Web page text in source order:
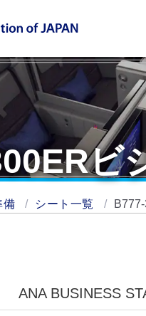
ビ
備 シート一覧
ANA BUSINESS